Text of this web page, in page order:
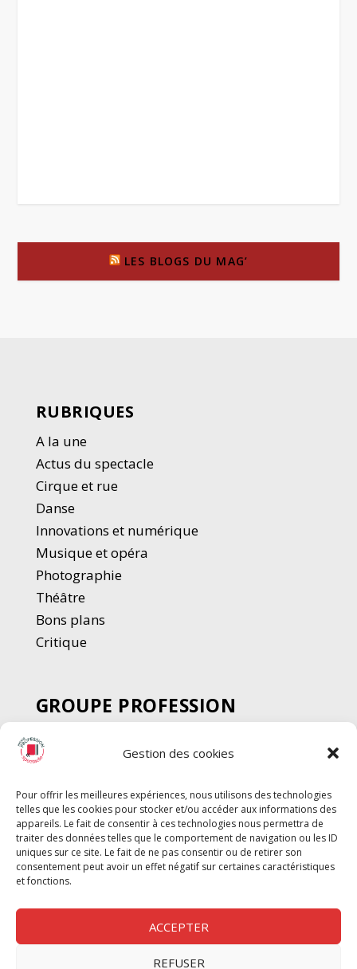
Gestion des cookies
Pour offrir les meilleures expériences, nous utilisons des technologies
telles que les cookies pour stocker et/ou accéder aux informations des
appareils. Le fait de consentir à ces technologies nous permettra de
traiter des données telles que le comportement de navigation ou les ID
uniques sur ce site. Le fait de ne pas consentir ou de retirer son
consentement peut avoir un effet négatif sur certaines caractéristiques
et fonctions.
ACCEPTER
REFUSER
LES BLOGS DU MAG’
RUBRIQUES
A la une
Actus du spectacle
Cirque et rue
Danse
Innovations et numérique
Musique et opéra
Photographie
Théâtre
Bons plans
Critique
GROUPE PROFESSION
SPECTACLE
Chèque Intermittents
Chèque Compta
Chèque Emploi Spectacle
G-Pods
Profession Audio-visuel